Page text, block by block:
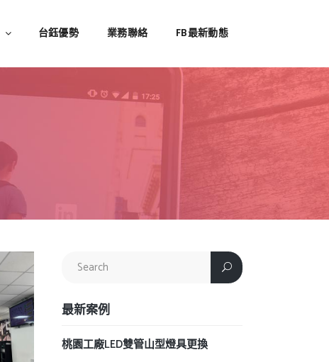
台鈺優勢 業務聯絡 FB最新動態
最新案例
桃園工廠LED雙管山型燈具更換